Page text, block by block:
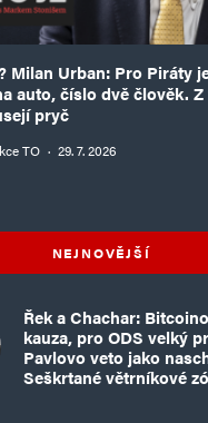
Milan Urban: Pro Piráty
auto, číslo dvě člověk. Z
pryč
TO · 29. 7. 2026
NEJNOVĚJŠÍ
Řek a Chachar:
kauza, pro ODS velký
Pavlovo veto jako
Seškrtané větrníkové